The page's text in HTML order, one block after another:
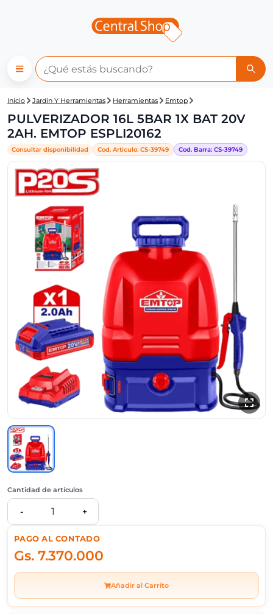
Central Shop: PULVERIZADOR
Inicio Jardin Y Herramientas Herramientas Emtop
PULVERIZADOR 16L 5BAR 1X BAT 20V
2AH. EMTOP ESPLI20162
Consultar disponibilidad Cod. Articulo: CS-39749 Cod. Barra: CS-39749
PAGO AL CONTADO
Gs. 7.370.000
Añadir al Carrito
Cantidad de artículos
- 1 +